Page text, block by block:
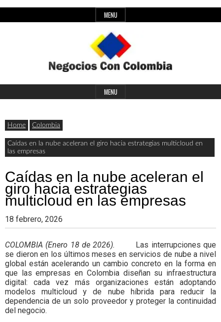
to
MENU
Negocios
con
Colombia
Últimas
noticias,
comunicados
y
actualidad
de
negocios
con
Colombia.
Header
MENU
Home Colombia
Caídas en la nube aceleran el giro hacia estrategias multicloud en
las empresas
Caídas en la nube aceleran el
giro hacia estrategias
multicloud en las empresas
18 febrero, 2026
COLOMBIA (Enero 18 de 2026). Las interrupciones que
se dieron en los últimos meses en servicios de nube a nivel
global están acelerando un cambio concreto en la forma en
que las empresas en Colombia diseñan su infraestructura
digital: cada vez más organizaciones están adoptando
modelos multicloud y de nube híbrida para reducir la
dependencia de un solo proveedor y proteger la continuidad
del negocio.